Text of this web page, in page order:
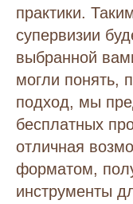
практики.
супервизии
выбранной
могли понять,
подход, мы
бесплатных
отличная
форматом,
инструменты